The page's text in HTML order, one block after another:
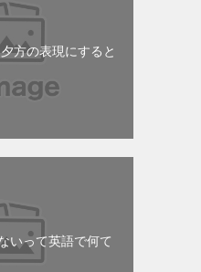
方の表現にすると
いって英語で何て